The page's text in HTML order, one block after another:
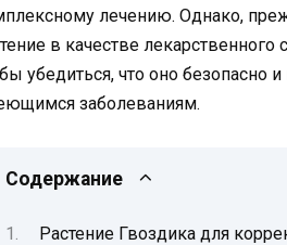
лечению. Однако,
в качестве
убедиться, что оно
заболеваниям.
Содержание
Растение Гвоздика для